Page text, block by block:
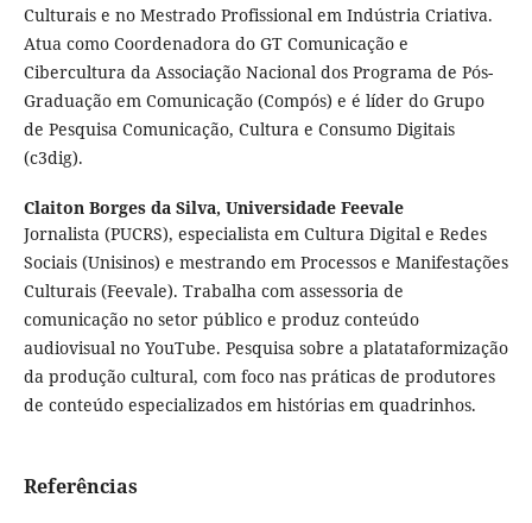
Culturais e no Mestrado Profissional em Indústria Criativa.
Atua como Coordenadora do GT Comunicação e
Cibercultura da Associação Nacional dos Programa de Pós-
Graduação em Comunicação (Compós) e é líder do Grupo
de Pesquisa Comunicação, Cultura e Consumo Digitais
(c3dig).
Claiton Borges da Silva, Universidade Feevale
Jornalista (PUCRS), especialista em Cultura Digital e Redes
Sociais (Unisinos) e mestrando em Processos e Manifestações
Culturais (Feevale). Trabalha com assessoria de
comunicação no setor público e produz conteúdo
audiovisual no YouTube. Pesquisa sobre a platataformização
da produção cultural, com foco nas práticas de produtores
de conteúdo especializados em histórias em quadrinhos.
Referências